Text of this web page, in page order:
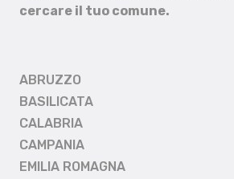
cercare il tuo comune.
ABRUZZO
BASILICATA
CALABRIA
CAMPANIA
EMILIA ROMAGNA